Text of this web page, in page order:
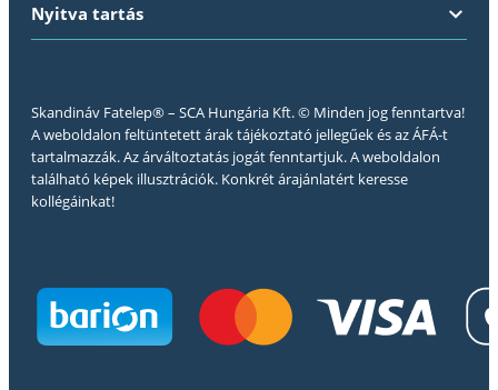
Nyitva tartás
Skandináv Fatelep® – SCA Hungária Kft. © Minden jog fenntartva!
A weboldalon feltüntetett árak tájékoztató jellegűek és az ÁFÁ-t
tartalmazzák. Az árváltoztatás jogát fenntartjuk. A weboldalon
található képek illusztrációk. Konkrét árajánlatért keresse
kollégáinkat!